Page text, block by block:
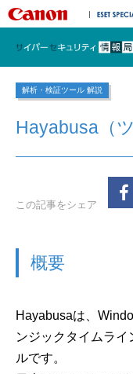
キヤノン
解析・検証ツール 解説
Hayabusa（
この記事をシェア
概要
Hayabusaは、
ンジックタイムラ
ルです。